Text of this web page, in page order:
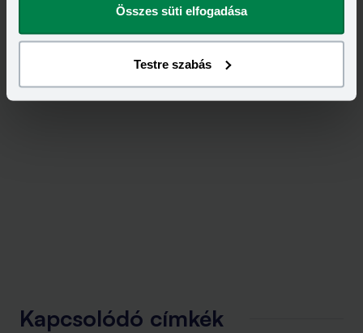
Összes süti elfogadása
Testre szabás
Kapcsolódó címkék